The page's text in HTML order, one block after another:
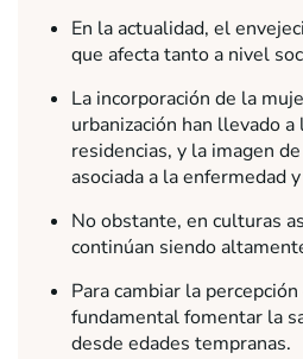
En la actualidad, el
que afecta tanto a nivel
La incorporación de la
urbanización han llevado a
residencias, y la imagen
asociada a la enfermedad
No obstante, en culturas
continúan siendo
Para cambiar la
fundamental fomentar la
desde edades tempranas.